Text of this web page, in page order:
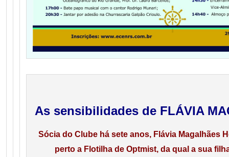
As sensibilidades de FLÁVIA
Sócia do Clube há sete anos, Flávia Magalhães
perto a Flotilha de Optmist, da qual a sua